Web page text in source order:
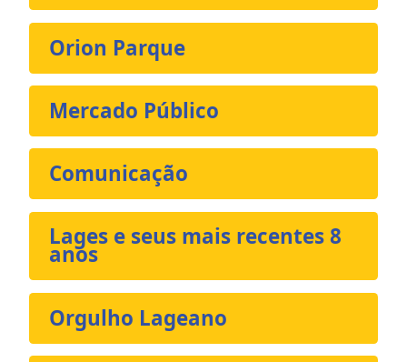
Orion Parque
Mercado Público
Comunicação
Lages e seus mais recentes 8
anos
Orgulho Lageano